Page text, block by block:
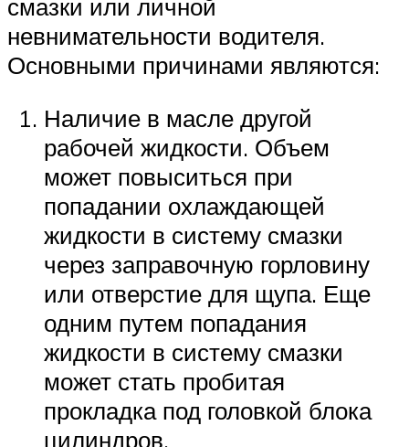
смазки или личной
невнимательности водителя.
Основными причинами являются:
Наличие в масле другой
рабочей жидкости. Объем
может повыситься при
попадании охлаждающей
жидкости в систему смазки
через заправочную горловину
или отверстие для щупа. Еще
одним путем попадания
жидкости в систему смазки
может стать пробитая
прокладка под головкой блока
цилиндров.